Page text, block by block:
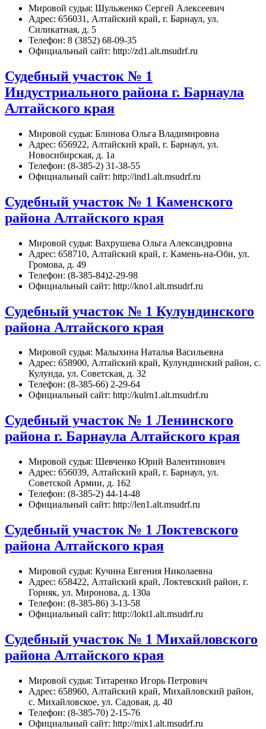
Мировой судья: Шульженко Сергей Алексеевич
Адрес: 656031, Алтайский край, г. Барнаул, ул.
Силикатная, д. 5
Телефон: 8 (3852) 68-09-35
Официальный сайт: http://zd1.alt.msudrf.ru
Судебный участок № 1
Индустриального района г. Барнаула
Алтайского края
Мировой судья: Блинова Ольга Владимировна
Адрес: 656922, Алтайский край, г. Барнаул, ул.
Новосибирская, д. 1а
Телефон: (8-385-2) 31-38-55
Официальный сайт: http://ind1.alt.msudrf.ru
Судебный участок № 1 Каменского
района Алтайского края
Мировой судья: Вахрушева Ольга Александровна
Адрес: 658710, Алтайский край, г. Камень-на-Оби, ул.
Громова, д. 49
Телефон: (8-385-84)2-29-98
Официальный сайт: http://kno1.alt.msudrf.ru
Судебный участок № 1 Кулундинского
района Алтайского края
Мировой судья: Малыхина Наталья Васильевна
Адрес: 658900, Алтайский край, Кулундинский район, с.
Кулунда, ул. Советская, д. 32
Телефон: (8-385-66) 2-29-64
Официальный сайт: http://kulrn1.alt.msudrf.ru
Судебный участок № 1 Ленинского
района г. Барнаула Алтайского края
Мировой судья: Шевченко Юрий Валентинович
Адрес: 656039, Алтайский край, г. Барнаул, ул.
Советской Армии, д. 162
Телефон: (8-385-2) 44-14-48
Официальный сайт: http://len1.alt.msudrf.ru
Судебный участок № 1 Локтевского
района Алтайского края
Мировой судья: Кучина Евгения Николаевна
Адрес: 658422, Алтайский край, Локтевский район, г.
Горняк, ул. Миронова, д. 130а
Телефон: (8-385-86) 3-13-58
Официальный сайт: http://lokt1.alt.msudrf.ru
Судебный участок № 1 Михайловского
района Алтайского края
Мировой судья: Титаренко Игорь Петрович
Адрес: 658960, Алтайский край, Михайловский район,
с. Михайловское, ул. Садовая, д. 40
Телефон: (8-385-70) 2-15-76
Официальный сайт: http://mix1.alt.msudrf.ru